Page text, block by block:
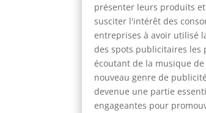
présenter leurs produits
susciter l'intérêt des
entreprises à avoir utilisé
des spots publicitaires
écoutant de la musique
nouveau genre de
devenue une partie
engageantes pour